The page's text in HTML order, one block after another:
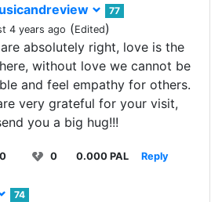
77
4 years ago (Edited)
absolutely right, love is the
without love we cannot be
and feel empathy for others.
very grateful for your visit,
you a big hug!!!
0 0 0.000 PAL Reply
74